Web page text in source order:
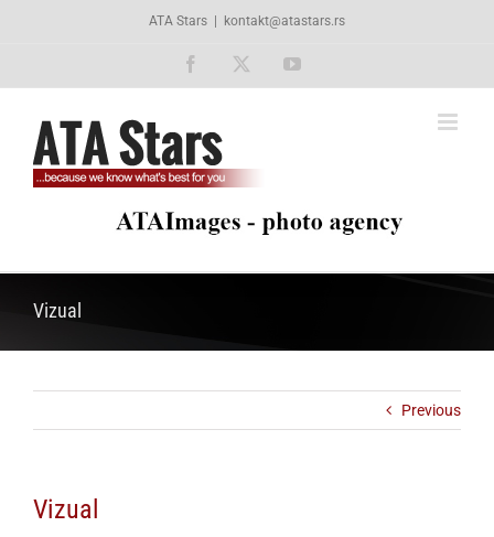
ATA Stars kontakt@atastars.rs
Facebook YouTube
Vizual
Previous
Vizual